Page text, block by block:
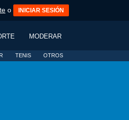
o INICIAR SESIÓN
MODERAR
TENIS OTROS